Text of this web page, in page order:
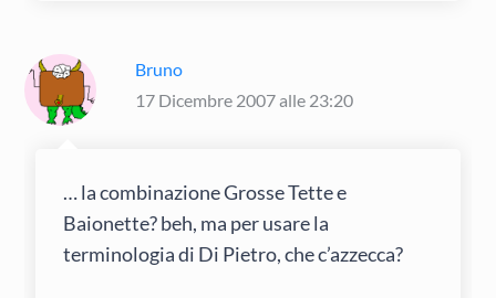
Bruno
17 Dicembre 2007 alle 23:20
… la combinazione Grosse Tette e
Baionette? beh, ma per usare la
terminologia di Di Pietro, che c’azzecca?